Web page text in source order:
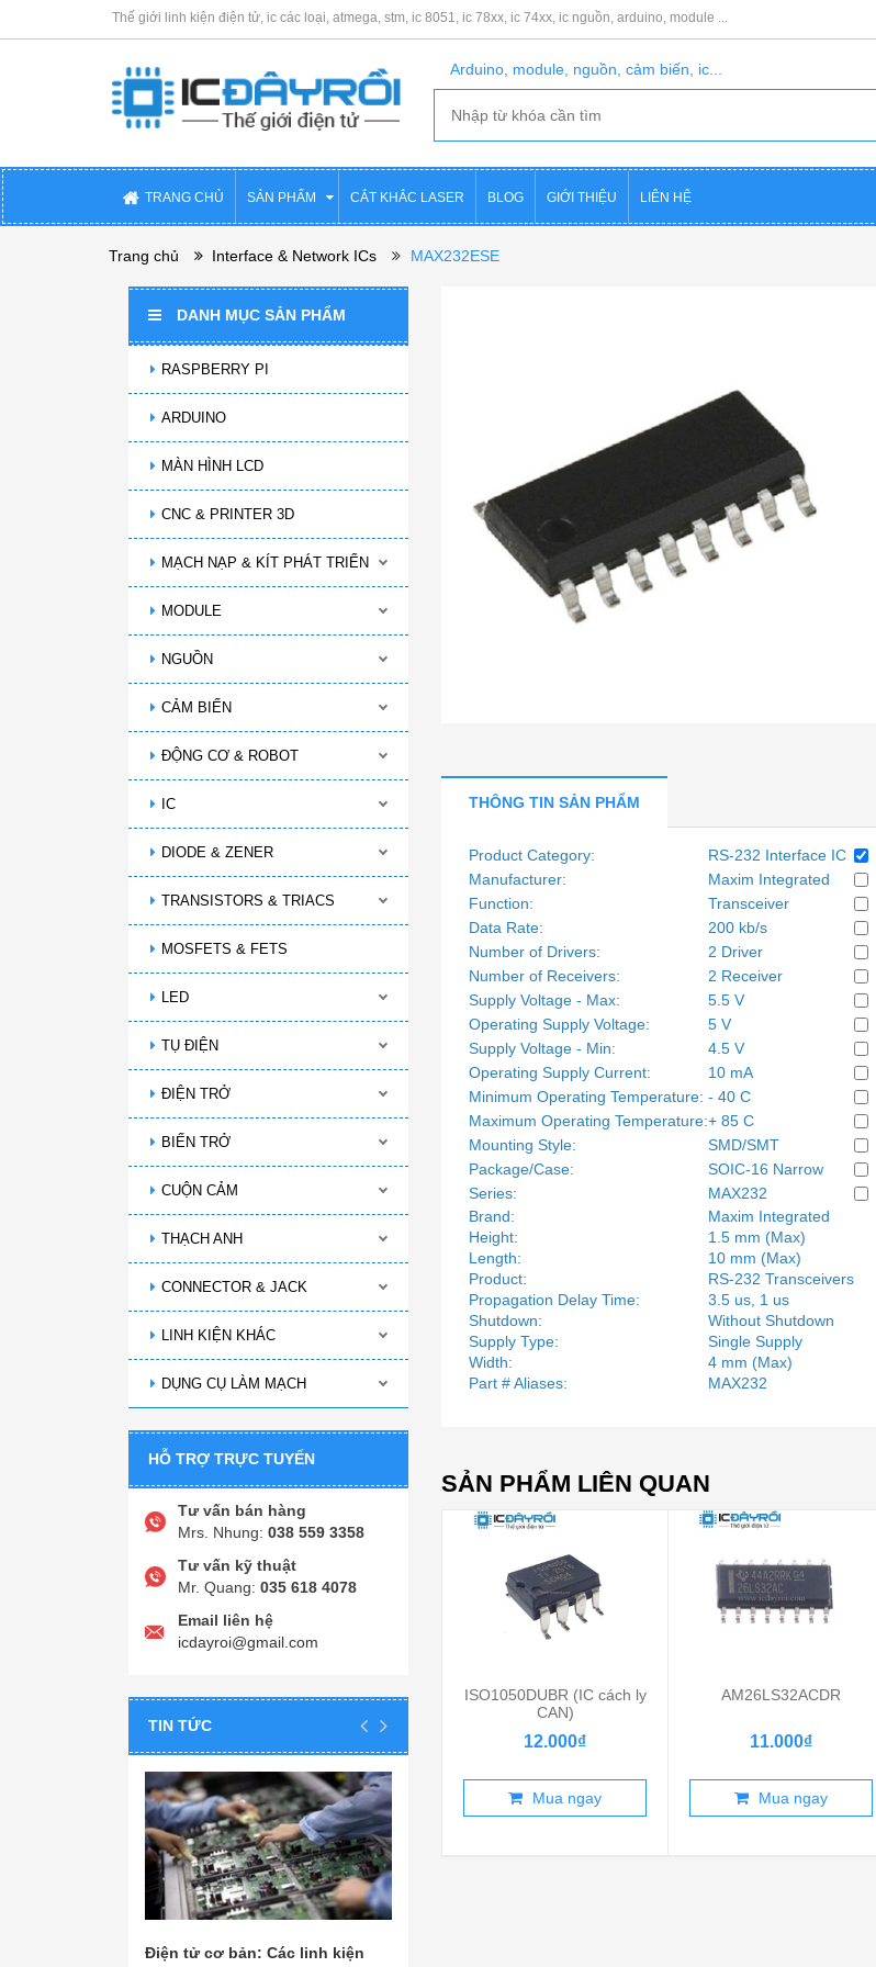
Thế giới linh kiện điện tử, ic các loại, atmega, stm, ic 8051, ic 78xx, ic 74xx, ic nguồn, arduino, module ...
Arduino, module, nguồn, cảm biến, ic...
TRANG CHỦ SẢN PHẨM CẮT KHẮC LASER BLOG GIỚI THIỆU LIÊN HỆ
Trang chủ Interface & Network ICs MAX232ESE
DANH MỤC SẢN PHẨM
RASPBERRY PI
ARDUINO
MÀN HÌNH LCD
CNC & PRINTER 3D
MẠCH NẠP & KÍT PHÁT TRIỂN
MODULE
NGUỒN
CẢM BIẾN
ĐỘNG CƠ & ROBOT
IC
DIODE & ZENER
TRANSISTORS & TRIACS
MOSFETS & FETS
LED
TỤ ĐIỆN
ĐIỆN TRỞ
BIẾN TRỞ
CUỘN CẢM
THẠCH ANH
CONNECTOR & JACK
LINH KIỆN KHÁC
DỤNG CỤ LÀM MẠCH
HỖ TRỢ TRỰC TUYẾN
Tư vấn bán hàng
Mrs. Nhung: 038 559 3358
Tư vấn kỹ thuật
Mr. Quang: 035 618 4078
Email liên hệ
icdayroi@gmail.com
TIN TỨC
Điện tử cơ bản: Các linh kiện
THÔNG TIN SẢN PHẨM
Product Category:
RS-232 Interface IC
Manufacturer:
Maxim Integrated
Function:
Transceiver
Data Rate:
200 kb/s
Number of Drivers:
2 Driver
Number of Receivers:
2 Receiver
Supply Voltage - Max:
5.5 V
Operating Supply Voltage:
5 V
Supply Voltage - Min:
4.5 V
Operating Supply Current:
10 mA
Minimum Operating Temperature: - 40 C
Maximum Operating Temperature:+ 85 C
Mounting Style:
SMD/SMT
Package/Case:
SOIC-16 Narrow
Series:
MAX232
Brand:
Maxim Integrated
Height:
1.5 mm (Max)
Length:
10 mm (Max)
Product:
RS-232 Transceivers
Propagation Delay Time:
3.5 us, 1 us
Shutdown:
Without Shutdown
Supply Type:
Single Supply
Width:
4 mm (Max)
Part # Aliases:
MAX232
SẢN PHẨM LIÊN QUAN
ISO1050DUBR (IC cách ly
CAN)
12.000₫
Mua ngay
AM26LS32ACDR
11.000₫
Mua ngay